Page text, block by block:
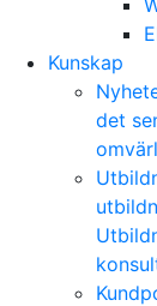
Kunskap
det